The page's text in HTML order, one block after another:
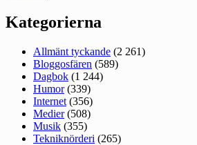
Kategorierna
Allmänt tyckande (2 261)
Bloggosfären (589)
Dagbok (1 244)
Humor(339)
Internet (356)
Medier(508)
Musik (355)
Tekniknörderi (265)